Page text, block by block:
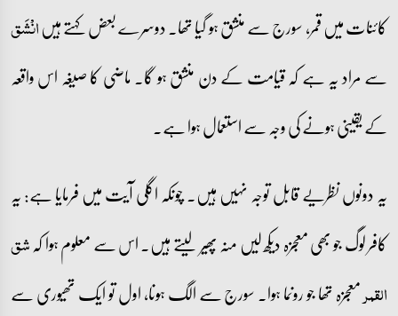
کائنات میں قمر، سورج سے منشق ہو گیا تھا۔ دوسرے بعض کہتے ہیںانۡشَق
سے مراد یہ ہے کہ قیامت کے دن منشق ہو گا۔ ماضی کا صیغہ اس واقعہ
کے یقینی ہونے کی وجہ سے استعمال ہوا ہے۔
یہ دونوں نظریے قابل توجہ نہیں ہیں۔ چونکہ اگلی آیت میں فرمایا ہے: یہ
کافر لوگ جو بھی معجزہ دیکھ لیں منہ پھیر لیتے ہیں۔ اس سے معلوم ہوا کہشق
القمرمعجزہ تھا جو رونما ہوا۔ سورج سے الگ ہونا، اول تو ایک تھیوری سے